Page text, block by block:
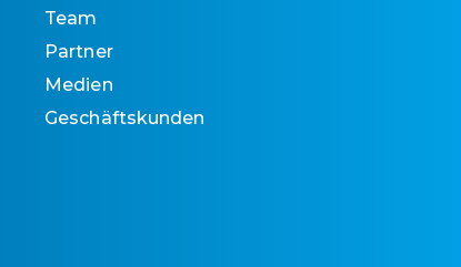
Team
Partner
Medien
Geschäftskunden